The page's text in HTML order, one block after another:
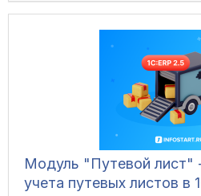
Модуль "Путевой лист"
учета путевых листов в